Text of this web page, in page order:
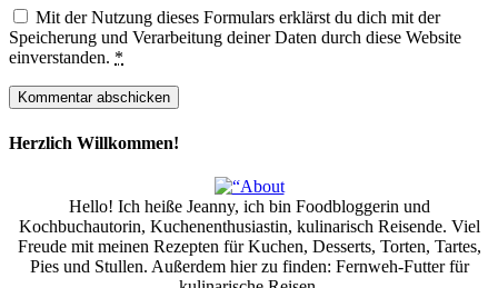
Mit der Nutzung dieses Formulars erklärst du dich mit der
Speicherung und Verarbeitung deiner Daten durch diese Website
einverstanden. *
Herzlich Willkommen!
Hello! Ich heiße Jeanny, ich bin Foodbloggerin und
Kochbuchautorin, Kuchenenthusiastin, kulinarisch Reisende. Viel
Freude mit meinen Rezepten für Kuchen, Desserts, Torten, Tartes,
Pies und Stullen. Außerdem hier zu finden: Fernweh-Futter für